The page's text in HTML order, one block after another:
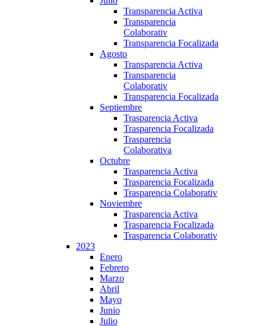
Transparencia Activa
Transparencia
Colaborativ
Transparencia Focalizada
Agosto
Transparencia Activa
Transparencia
Colaborativ
Transparencia Focalizada
Septiembre
Trasparencia Activa
Trasparencia Focalizada
Trasparencia
Colaborativa
Octubre
Trasparencia Activa
Trasparencia Focalizada
Trasparencia Colaborativ
Noviembre
Trasparencia Activa
Trasparencia Focalizada
Trasparencia Colaborativ
2023
Enero
Febrero
Marzo
Abril
Mayo
Junio
Julio